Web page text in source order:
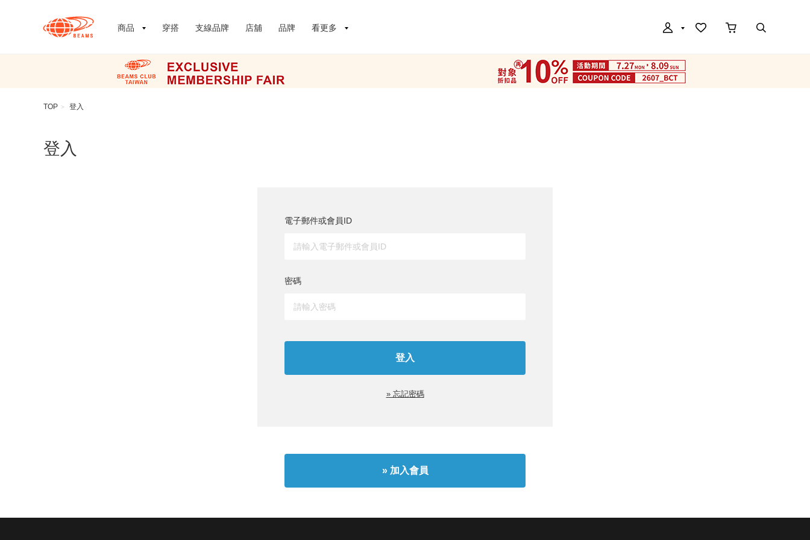
商品 穿搭 支線品牌 店舖 品牌 看更多
TOP > 登入
登入
電子郵件或會員ID
密碼
» 忘記密碼